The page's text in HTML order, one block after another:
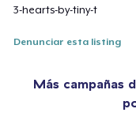
3-hearts-by-tiny-t
Denunciar esta listing
Más campañas